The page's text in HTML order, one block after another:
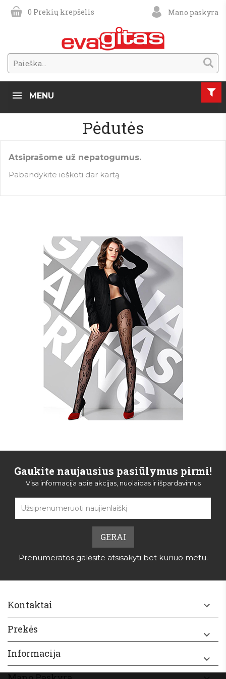
Mano paskyra
0 Prekių krepšelis
MENU
Pėdutės
Atsiprašome už nepatogumus.
Pabandykite ieškoti dar kartą
Gaukite naujausius pasiūlymus pirmi!
Visa informacija apie akcijas, nuolaidas ir išpardavimus
Prenumeratos galėsite atsisakyti bet kuriuo metu.
Kontaktai

Prekės

Informacija
